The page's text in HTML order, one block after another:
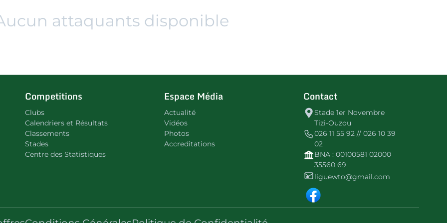
attaquants disponible
Competitions
Clubs
Calendriers et Résultats
Classements
Stades
Centre des Statistiques
Espace Média
Actualité
Vidéos
Photos
Accreditations
Contact
Stade 1er Novembre
Tizi-Ouzou
026 11 55 92 // 026 10 39
02
BNA : 00100581 02000
35560 69
liguewto@gmail.com